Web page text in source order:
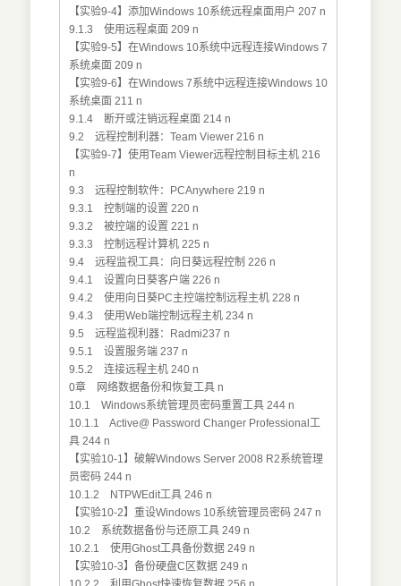
【实验9-4】添加Windows 10系统远程桌面用户 207 n
9.1.3 使用远程桌面 209 n
【实验9-5】在Windows 10系统中远程连接Windows 7
系统桌面 209 n
【实验9-6】在Windows 7系统中远程连接Windows 10
系统桌面 211 n
9.1.4 断开或注销远程桌面 214 n
9.2 远程控制利器：Team Viewer 216 n
【实验9-7】使用Team Viewer远程控制目标主机 216
n
9.3 远程控制软件：PCAnywhere 219 n
9.3.1 控制端的设置 220 n
9.3.2 被控端的设置 221 n
9.3.3 控制远程计算机 225 n
9.4 远程监视工具：向日葵远程控制 226 n
9.4.1 设置向日葵客户端 226 n
9.4.2 使用向日葵PC主控端控制远程主机 228 n
9.4.3 使用Web端控制远程主机 234 n
9.5 远程监视利器：Radmi237 n
9.5.1 设置服务端 237 n
9.5.2 连接远程主机 240 n
0章 网络数据备份和恢复工具 n
10.1 Windows系统管理员密码重置工具 244 n
10.1.1 Active@ Password Changer Professional工
具 244 n
【实验10-1】破解Windows Server 2008 R2系统管理
员密码 244 n
10.1.2 NTPWEdit工具 246 n
【实验10-2】重设Windows 10系统管理员密码 247 n
10.2 系统数据备份与还原工具 249 n
10.2.1 使用Ghost工具备份数据 249 n
【实验10-3】备份硬盘C区数据 249 n